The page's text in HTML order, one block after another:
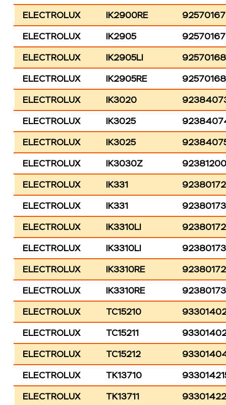
ELECTROLUX
IK2900RE
ELECTROLUX
IK2905
ELECTROLUX
IK2905LI
ELECTROLUX
IK2905RE
ELECTROLUX
IK3020
ELECTROLUX
IK3025
ELECTROLUX
IK3025
ELECTROLUX
IK3030Z
ELECTROLUX
IK331
ELECTROLUX
IK331
ELECTROLUX
IK3310LI
ELECTROLUX
IK3310LI
ELECTROLUX
IK3310RE
ELECTROLUX
IK3310RE
ELECTROLUX
TC15210
ELECTROLUX
TC15211
ELECTROLUX
TC15212
ELECTROLUX
TK13710
ELECTROLUX
TK13711